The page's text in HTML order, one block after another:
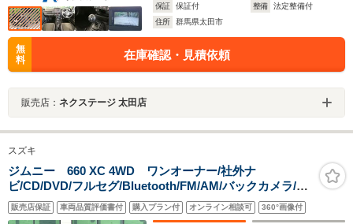
保証 保証付 整備
法定整備付
住所
群馬県太田市
無
料
在庫確認・見積依頼
販売店： ネクステージ 太田店
スズキ
ジムニー 660 XC 4WD ワンオーナー/社外ナ
ビ/CD/DVD/フルセグ/Bluetooth/FM/AM/バックカメラ/衝
突軽減ブレーキ/レーンキープアシスト/クルーズコントロ
ール/シートヒーター/LEDヘッドライト
販売店保証 車両品質評価書付 購入プラン付 オンライン相談可 360°画像付